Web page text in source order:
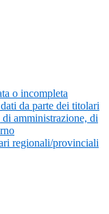
o incompleta
da parte dei titolari
amministrazione, di
regionali/provinciali